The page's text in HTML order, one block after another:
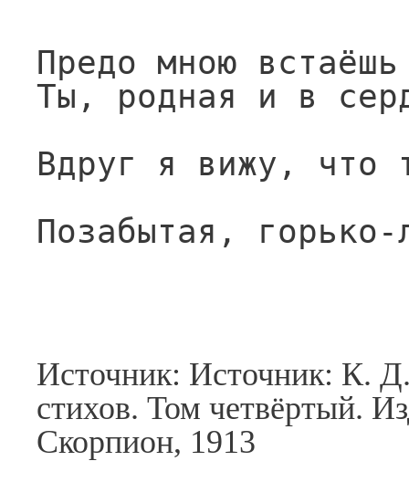
Предо мною
Ты, родная и в
Вдруг я вижу, что
Позабытая, горько-
Источник: Источник: К.
стихов. Том четвёртый.
Скорпион, 1913